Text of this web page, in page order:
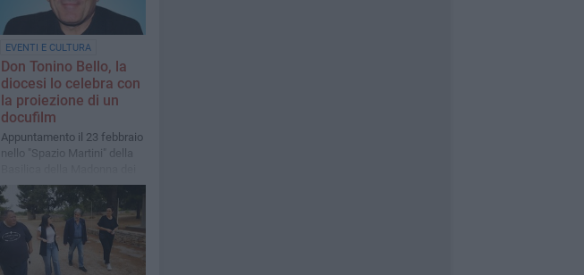
EVENTI E CULTURA
Don Tonino Bello, la
diocesi lo celebra con
la proiezione di un
docufilm
Appuntamento il 23 febbraio
nello "Spazio Martini" della
Martiri in Molfetta